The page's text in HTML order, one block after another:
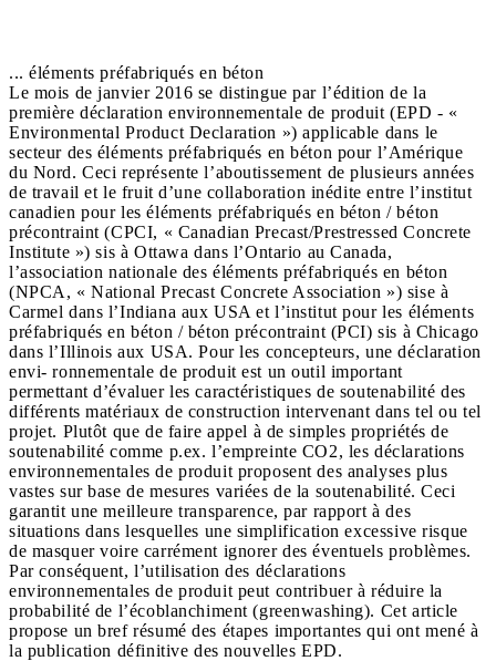
... éléments préfabriqués en béton
Le mois de janvier 2016 se distingue par l’édition de la
première déclaration environnementale de produit (EPD - «
Environmental Product Declaration ») applicable dans le
secteur des éléments préfabriqués en béton pour l’Amérique
du Nord. Ceci représente l’aboutissement de plusieurs années
de travail et le fruit d’une collaboration inédite entre l’institut
canadien pour les éléments préfabriqués en béton / béton
précontraint (CPCI, « Canadian Precast/Prestressed Concrete
Institute ») sis à Ottawa dans l’Ontario au Canada,
l’association nationale des éléments préfabriqués en béton
(NPCA, « National Precast Concrete Association ») sise à
Carmel dans l’Indiana aux USA et l’institut pour les éléments
préfabriqués en béton / béton précontraint (PCI) sis à Chicago
dans l’Illinois aux USA. Pour les concepteurs, une déclaration
envi- ronnementale de produit est un outil important
permettant d’évaluer les caractéristiques de soutenabilité des
différents matériaux de construction intervenant dans tel ou tel
projet. Plutôt que de faire appel à de simples propriétés de
soutenabilité comme p.ex. l’empreinte CO2, les déclarations
environnementales de produit proposent des analyses plus
vastes sur base de mesures variées de la soutenabilité. Ceci
garantit une meilleure transparence, par rapport à des
situations dans lesquelles une simplification excessive risque
de masquer voire carrément ignorer des éventuels problèmes.
Par conséquent, l’utilisation des déclarations
environnementales de produit peut contribuer à réduire la
probabilité de l’écoblanchiment (greenwashing). Cet article
propose un bref résumé des étapes importantes qui ont mené à
la publication définitive des nouvelles EPD.